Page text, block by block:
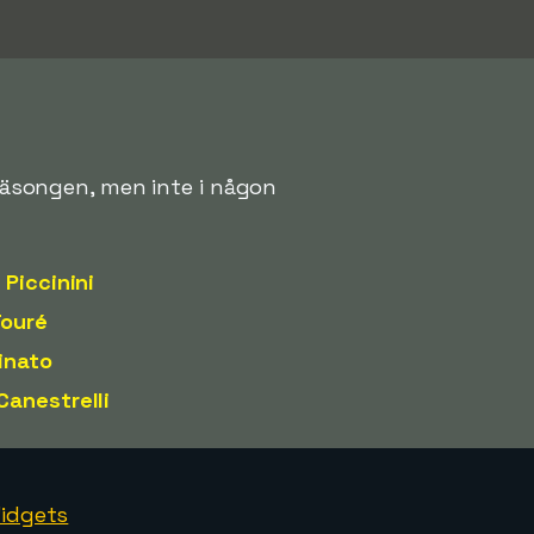
men inte i någon
Piccinini